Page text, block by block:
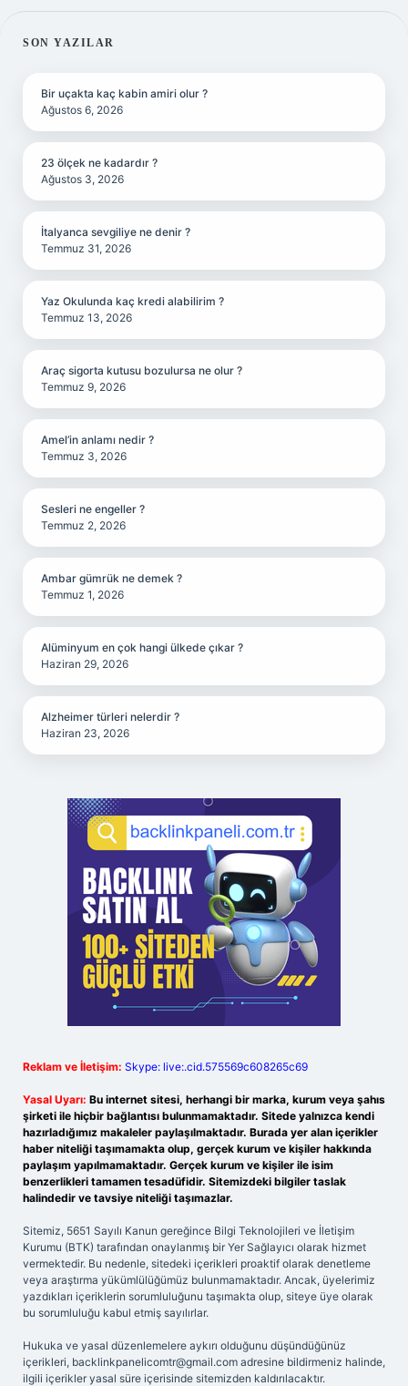
SIDEBAR
SON YAZILAR
Bir uçakta kaç kabin amiri olur ?
Ağustos 6, 2026
23 ölçek ne kadardır ?
Ağustos 3, 2026
İtalyanca sevgiliye ne denir ?
Temmuz 31, 2026
Yaz Okulunda kaç kredi alabilirim ?
Temmuz 13, 2026
Araç sigorta kutusu bozulursa ne olur ?
Temmuz 9, 2026
Amel’in anlamı nedir ?
Temmuz 3, 2026
Sesleri ne engeller ?
Temmuz 2, 2026
Ambar gümrük ne demek ?
Temmuz 1, 2026
Alüminyum en çok hangi ülkede çıkar ?
Haziran 29, 2026
Alzheimer türleri nelerdir ?
Haziran 23, 2026
Reklam ve İletişim: Skype: live:.cid.575569c608265c69
Yasal Uyarı: Bu internet sitesi, herhangi bir marka, kurum veya şahıs
şirketi ile hiçbir bağlantısı bulunmamaktadır. Sitede yalnızca kendi
hazırladığımız makaleler paylaşılmaktadır. Burada yer alan içerikler
haber niteliği taşımamakta olup, gerçek kurum ve kişiler hakkında
paylaşım yapılmamaktadır. Gerçek kurum ve kişiler ile isim
benzerlikleri tamamen tesadüfidir. Sitemizdeki bilgiler taslak
halindedir ve tavsiye niteliği taşımazlar.
Sitemiz, 5651 Sayılı Kanun gereğince Bilgi Teknolojileri ve İletişim
Kurumu (BTK) tarafından onaylanmış bir Yer Sağlayıcı olarak hizmet
vermektedir. Bu nedenle, sitedeki içerikleri proaktif olarak denetleme
veya araştırma yükümlülüğümüz bulunmamaktadır. Ancak, üyelerimiz
yazdıkları içeriklerin sorumluluğunu taşımakta olup, siteye üye olarak
bu sorumluluğu kabul etmiş sayılırlar.
Hukuka ve yasal düzenlemelere aykırı olduğunu düşündüğünüz
içerikleri, backlinkpanelicomtr@gmail.com adresine bildirmeniz halinde,
ilgili içerikler yasal süre içerisinde sitemizden kaldırılacaktır.